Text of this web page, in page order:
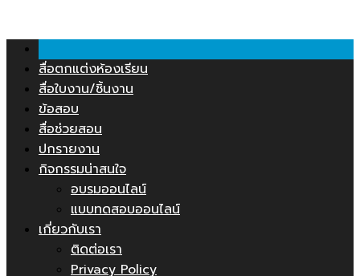
content
สื่อตกแต่งห้องเรียน
สื่อใบงาน/ชิ้นงาน
ข้อสอบ
สื่อช่วยสอน
ปกรายงาน
กิจกรรมน่าสนใจ
อบรมออนไลน์
แบบทดสอบออนไลน์
เกี่ยวกับเรา
ติดต่อเรา
Privacy Policy